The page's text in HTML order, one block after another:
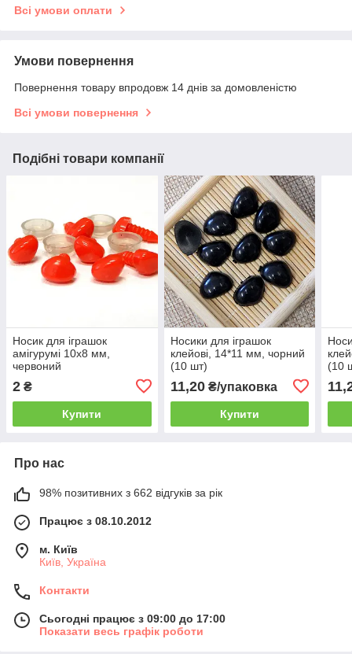
Всі умови оплати
Умови повернення
Повернення товару впродовж 14 днів за домовленістю
Всі умови повернення
Подібні товари компанії
Носик для іграшок
амігурумі 10х8 мм,
червоний
2 ₴
Купити
Носики для іграшок
клейові, 14*11 мм, чорний
(10 шт)
11,20₴/упаковка
Купити
(10
Про нас
98% позитивних з 662 відгуків за рік
Працює з 08.10.2012
м. Київ
Київ, Україна
Контакти
Сьогодні працює з 09:00 до 17:00
Показати весь графік роботи